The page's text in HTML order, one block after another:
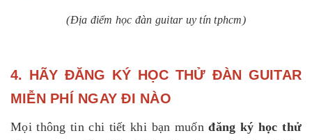
(Địa điểm học đàn guitar uy tín tphcm)
4. HÃY ĐĂNG KÝ HỌC THỬ ĐÀN GUITAR
MIỄN PHÍ NGAY ĐI NÀO
Mọi thông tin chi tiết khi bạn muốnđăng ký học thử